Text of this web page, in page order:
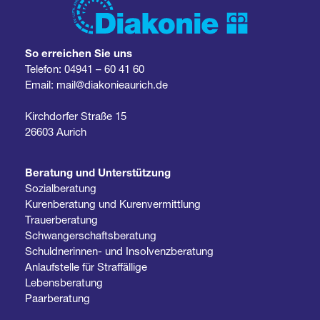
So erreichen Sie uns
Telefon: 04941 – 60 41 60
Email: mail@diakonieaurich.de
Kirchdorfer Straße 15
26603 Aurich
Beratung und Unterstützung
Sozialberatung
Kurenberatung und Kurenvermittlung
Trauerberatung
Schwangerschaftsberatung
Schuldnerinnen- und Insolvenzberatung
Anlaufstelle für Straffällige
Lebensberatung
Paarberatung